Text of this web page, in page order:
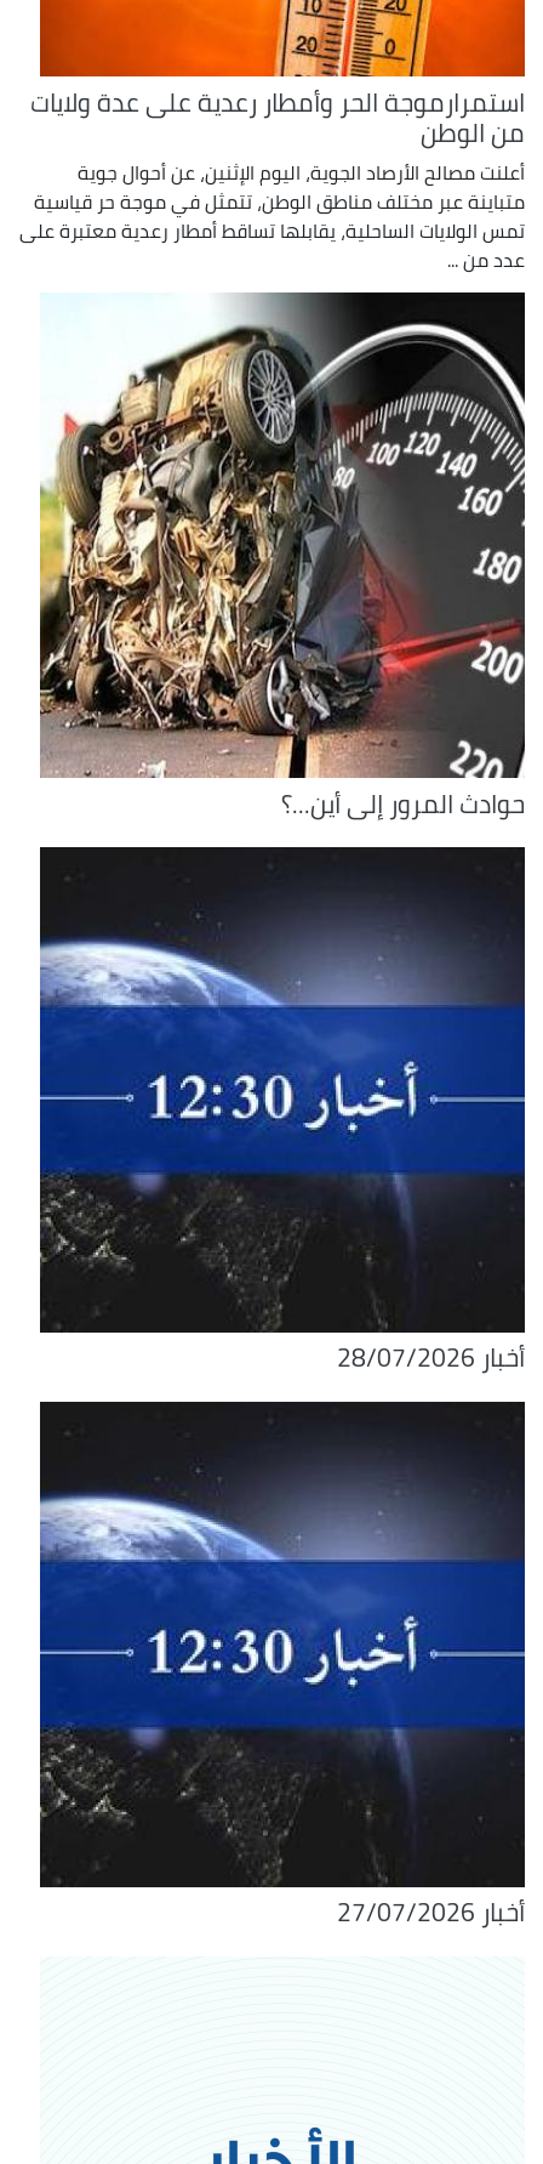
استمرارموجة الحر وأمطار رعدية على عدة ولايات
من الوطن
أعلنت مصالح الأرصاد الجوية، اليوم الإثنين، عن أحوال جوية
متباينة عبر مختلف مناطق الوطن، تتمثل في موجة حر قياسية
تمس الولايات الساحلية، يقابلها تساقط أمطار رعدية معتبرة على
عدد من ...
حوادث المرور إلى أين...؟
أخبار 28/07/2026
أخبار 27/07/2026